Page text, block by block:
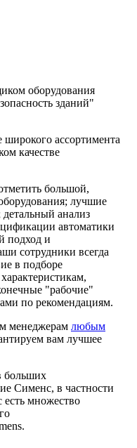
оборудования
зданий"
ассортимента
качестве
большой,
лучшие
анализ
автоматики
подход и
сотрудники всегда
в подборе
"рабочие"
по рекомендациям.
менеджерам любым
вам лучшее
больших
Сименс, в частности
есть множество